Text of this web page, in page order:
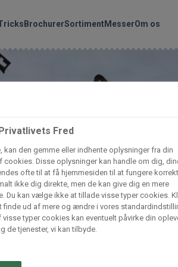
BrochurerSortimentMesserOm os
Søgprodukter
Fullhouse
L. C. Lauritzen A/
favoritter!
af favoritopskrifter eller produkter.
Marcipan's professionelle fællesskab og
opskrifter og produkter - når som
hvor som helst.
ind Opret profil
Fred
kan den gemme eller indhente oplysninger fra din
cookies. Disse oplysninger kan handle om dig,
ofte til at få hjemmesiden til at fungere
ikke dig direkte, men de kan give dig en mere
Du kan vælge ikke at tillade visse typer cookies.
ud af mere og ændre i vores
typer cookies kan eventuelt påvirke din
de tjenester, vi kan tilbyde.